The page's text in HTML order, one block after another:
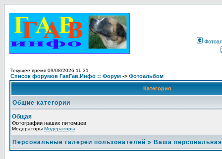
Текущее время 09/08/2026 11:31
Список форумов ГавГав.Инфо :: Форум -> Фотоальбом
Категория
Общие категории
Общая
Фотографии наших питомцев
Модераторы Модераторы
Персональные галереи пользователей » Ваша